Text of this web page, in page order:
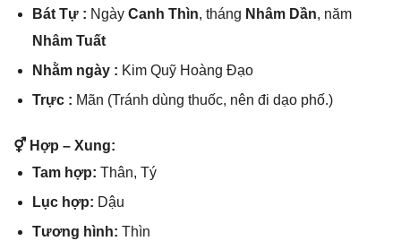
Bát Tự : Ngày Canh Thìn, thánɡ Nhâm Dần, năm
Nhâm Tuất
Nhằm ngày : Kim Quỹ Hoànɡ Đạo
Trực : Mãn (Tránh dùnɡ thuốc, nên đi dạo phố.)
⚥ Hợp – Xung:
Tam hợp: Thân, Tý
Lục hợp: Dậu
Tươnɡ hình: Thìn